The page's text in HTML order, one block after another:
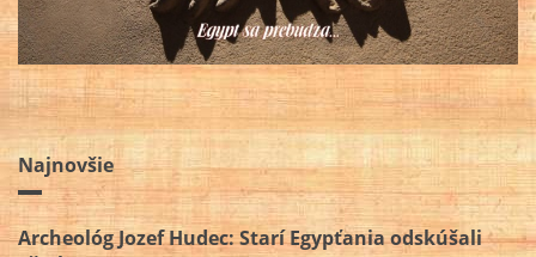
Najnovšie
Archeológ Jozef Hudec: Starí Egypťania odskúšali